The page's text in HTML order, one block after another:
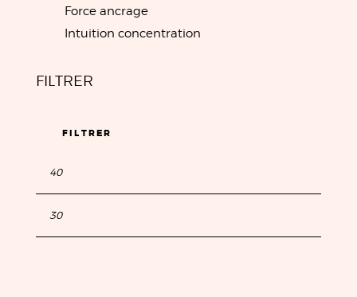
Force ancrage
Intuition concentration
FILTRER
FILTRER